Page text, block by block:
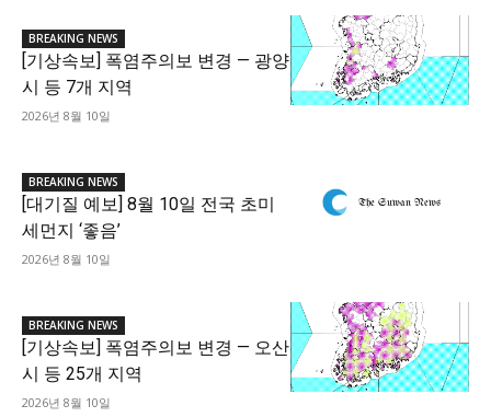
BREAKING NEWS
[기상속보] 폭염주의보 변경 — 광양
시 등 7개 지역
2026년 8월 10일
BREAKING NEWS
[대기질 예보] 8월 10일 전국 초미
세먼지 ‘좋음’
2026년 8월 10일
BREAKING NEWS
[기상속보] 폭염주의보 변경 — 오산
시 등 25개 지역
2026년 8월 10일